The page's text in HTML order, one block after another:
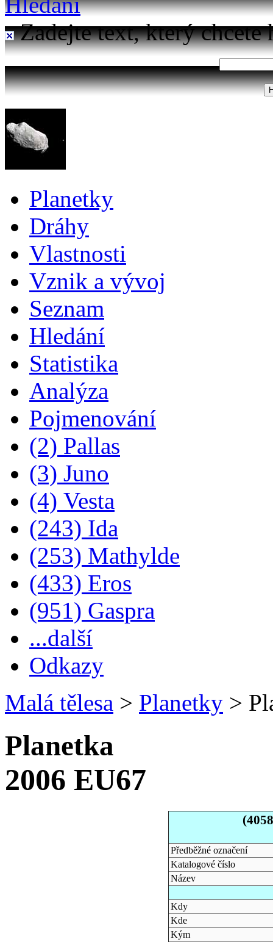
Zadejte text, který chcete
Planetky
Dráhy
Vlastnosti
Vznik a vývoj
Seznam
Hledání
Statistika
Analýza
Pojmenování
(2) Pallas
(3) Juno
(4) Vesta
(243) Ida
(253) Mathylde
(433) Eros
(951) Gaspra
...další
Odkazy
Malá tělesa > Planetky >
Planetka
2006 EU67
Předběžné označení
Katalogové číslo
Název
Kdy
Kde
Kým